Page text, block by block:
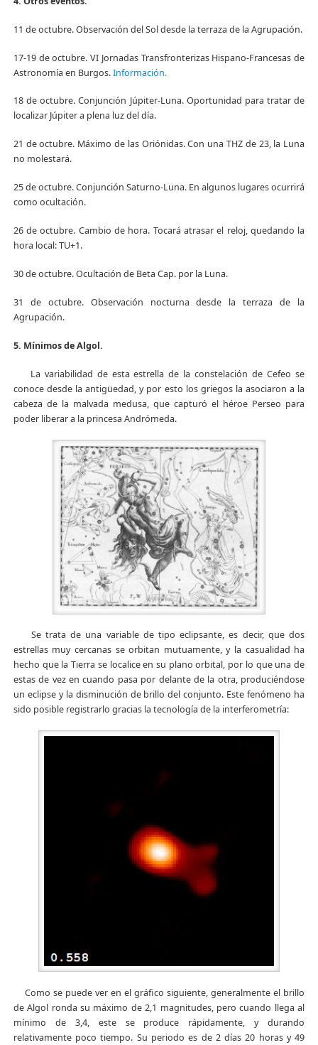
11 de octubre. Observación del Sol desde la terraza de la Agrupación.
17-19 de octubre. VI Jornadas Transfronterizas Hispano-Francesas de
Astronomía en Burgos.Información.
18 de octubre. Conjunción Júpiter-Luna. Oportunidad para tratar de
localizar Júpiter a plena luz del día.
21 de octubre. Máximo de las Oriónidas. Con una THZ de 23, la Luna
no molestará.
25 de octubre. Conjunción Saturno-Luna. En algunos lugares ocurrirá
como ocultación.
26 de octubre. Cambio de hora. Tocará atrasar el reloj, quedando la
hora local: TU+1.
30 de octubre. Ocultación de Beta Cap. por la Luna.
31 de octubre. Observación nocturna desde la terraza de la
Agrupación.
5. Mínimos de Algol.
La variabilidad de esta estrella de la constelación de Cefeo se
conoce desde la antigüedad, y por esto los griegos la asociaron a la
cabeza de la malvada medusa, que capturó el héroe Perseo para
poder liberar a la princesa Andrómeda.
Se trata de una variable de tipo eclipsante, es decir, que dos
estrellas muy cercanas se orbitan mutuamente, y la casualidad ha
hecho que la Tierra se localice en su plano orbital, por lo que una de
estas de vez en cuando pasa por delante de la otra, produciéndose
un eclipse y la disminución de brillo del conjunto. Este fenómeno ha
sido posible registrarlo gracias la tecnología de la interferometría:
Como se puede ver en el gráfico siguiente, generalmente el brillo
de Algol ronda su máximo de 2,1 magnitudes, pero cuando llega al
mínimo de 3,4, este se produce rápidamente, y durando
relativamente poco tiempo. Su periodo es de 2 días 20 horas y 49